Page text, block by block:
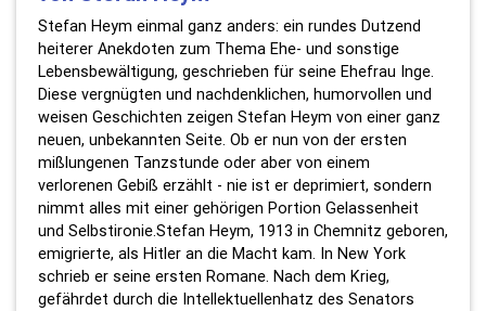
Stefan Heym einmal ganz anders: ein rundes Dutzend
heiterer Anekdoten zum Thema Ehe- und sonstige
Lebensbewältigung, geschrieben für seine Ehefrau Inge.
Diese vergnügten und nachdenklichen, humorvollen und
weisen Geschichten zeigen Stefan Heym von einer ganz
neuen, unbekannten Seite. Ob er nun von der ersten
mißlungenen Tanzstunde oder aber von einem
verlorenen Gebiß erzählt - nie ist er deprimiert, sondern
nimmt alles mit einer gehörigen Portion Gelassenheit
und Selbstironie.Stefan Heym, 1913 in Chemnitz geboren,
emigrierte, als Hitler an die Macht kam. In New York
schrieb er seine ersten Romane. Nach dem Krieg,
gefährdet durch die Intellektuellenhatz des Senators